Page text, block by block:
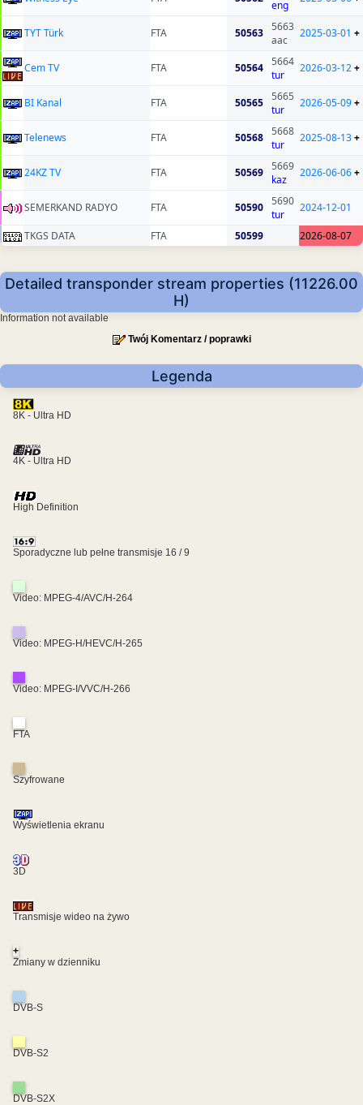
eng
TYT Türk FTA 50563
5663
aac
2025-03-01 +
Cem TV FTA 50564
5664
tur
2026-03-12+
BI Kanal FTA 50565
5665
tur
2026-05-09+
Telenews FTA 50568
5668
tur
2025-08-13+
24KZ TV FTA 50569
5669
kaz
2026-06-06+
SEMERKAND RADYO FTA 50590
5690
tur
2024-12-01
TKGS DATA FTA 50599 2026-08-07
Detailed transponder stream properties (11226.00
H)
Information not available
Twój Komentarz / poprawki
Legenda
8K - Ultra HD
4K - Ultra HD
High Definition
Sporadyczne lub pełne transmisje 16 / 9
Video: MPEG-4/AVC/H-264
Video: MPEG-H/HEVC/H-265
Video: MPEG-I/VVC/H-266
FTA
Szyfrowane
Wyświetlenia ekranu
3D
Transmisje wideo na żywo
+
Zmiany w dzienniku
DVB-S
DVB-S2
DVB-S2X